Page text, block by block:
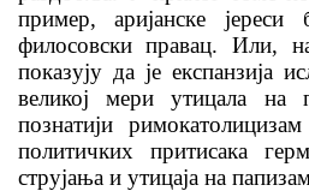
пример, аријанске јереси
филосовски правац. Или,
показују да је експанзија
великој мери утицала на
познатији
политичких притисака
струјања и утицаја на